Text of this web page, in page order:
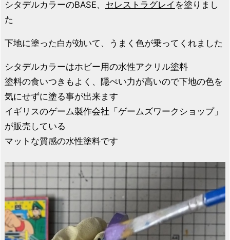
シタデルカラーのBASE、 セレストラグレイ を塗りまし
た
下地に塗った白が効いて、うまく色が乗ってくれました
シタデルカラーはホビー用の水性アクリル塗料
塗料の食いつきもよく、隠ぺい力が高いので下地の色を
気にせずに塗る事が出来ます
イギリスのゲーム製作会社「ゲームズワークショップ」
が販売している
マットな質感の水性塗料です